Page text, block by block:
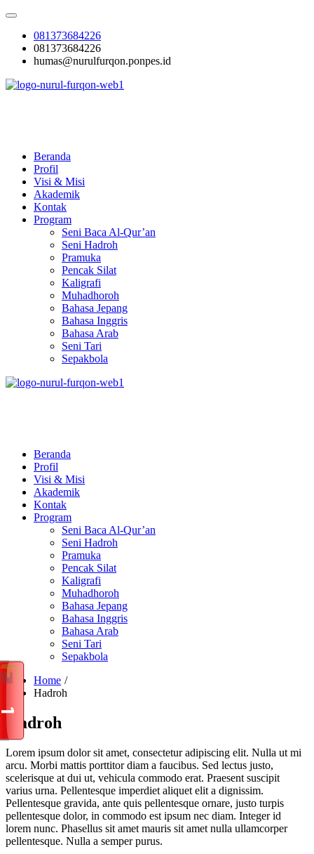
Skip
content081373684226
081373684226
humas@nurulfurqon.ponpes.id
Beranda
Profil
Visi & Misi
Akademik
Kontak
Program
Seni Baca Al-Qur’an
Seni Hadroh
Pramuka
Pencak Silat
Kaligrafi
Muhadhoroh
Bahasa Jepang
Bahasa Inggris
Bahasa Arab
Seni Tari
Sepakbola
Beranda
Profil
Visi & Misi
Akademik
Kontak
Program
Seni Baca Al-Qur’an
Seni Hadroh
Pramuka
Pencak Silat
Kaligrafi
Muhadhoroh
Bahasa Jepang
Bahasa Inggris
Bahasa Arab
Seni Tari
Sepakbola
Home
Hadroh
Hadroh
Lorem ipsum dolor sit amet, consectetur adipiscing elit. Nulla ut mi
arcu. Morbi mattis porttitor diam a faucibus. Sed lectus justo,
scelerisque at dui ut, vehicula commodo erat. Praesent suscipit
varius urna. Pellentesque imperdiet aliquet elit a dignissim.
Pellentesque gravida, ante quis pellentesque ornare, justo turpis
pellentesque dolor, in commodo est ipsum nec diam. Integer id
lorem nunc. Phasellus sit amet mauris sit amet nulla ullamcorper
pellentesque. Nulla a semper purus.